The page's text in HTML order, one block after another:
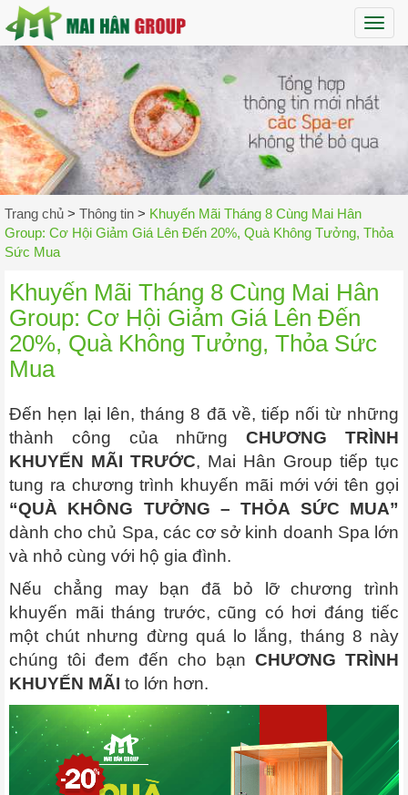
Trang chủ > Thông tin > Khuyến Mãi Tháng 8 Cùng Mai Hân
Group: Cơ Hội Giảm Giá Lên Đến 20%, Quà Không Tưởng, Thỏa
Sức Mua
Khuyến Mãi Tháng 8 Cùng Mai Hân
Group: Cơ Hội Giảm Giá Lên Đến
20%, Quà Không Tưởng, Thỏa Sức
Mua
Đến hẹn lại lên, tháng 8 đã về, tiếp nối từ những
thành công của nhữngCHƯƠNG TRÌNH
KHUYẾN MÃI TRƯỚC, Mai Hân Group tiếp tục
tung ra chương trình khuyến mãi mới với tên gọi
“QUÀ KHÔNG TƯỞNG – THỎA SỨC MUA”
dành cho chủ Spa, các cơ sở kinh doanh Spa lớn
và nhỏ cùng với hộ gia đình.
Nếu chẳng may bạn đã bỏ lỡ chương trình
khuyến mãi tháng trước, cũng có hơi đáng tiếc
một chút nhưng đừng quá lo lắng, tháng 8 này
chúng tôi đem đến cho bạn CHƯƠNG TRÌNH
KHUYẾN MÃI to lớn hơn.